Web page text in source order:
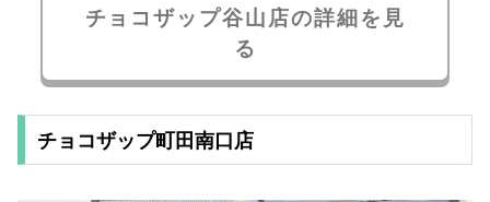
チョコザップ谷山店の詳細を見
る
チョコザップ町田南口店